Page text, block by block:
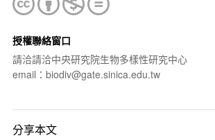
授權聯絡窗口
請洽請洽中央研究院生物多樣性研究中心
email：biodiv@gate.sinica.edu.tw
分享本文